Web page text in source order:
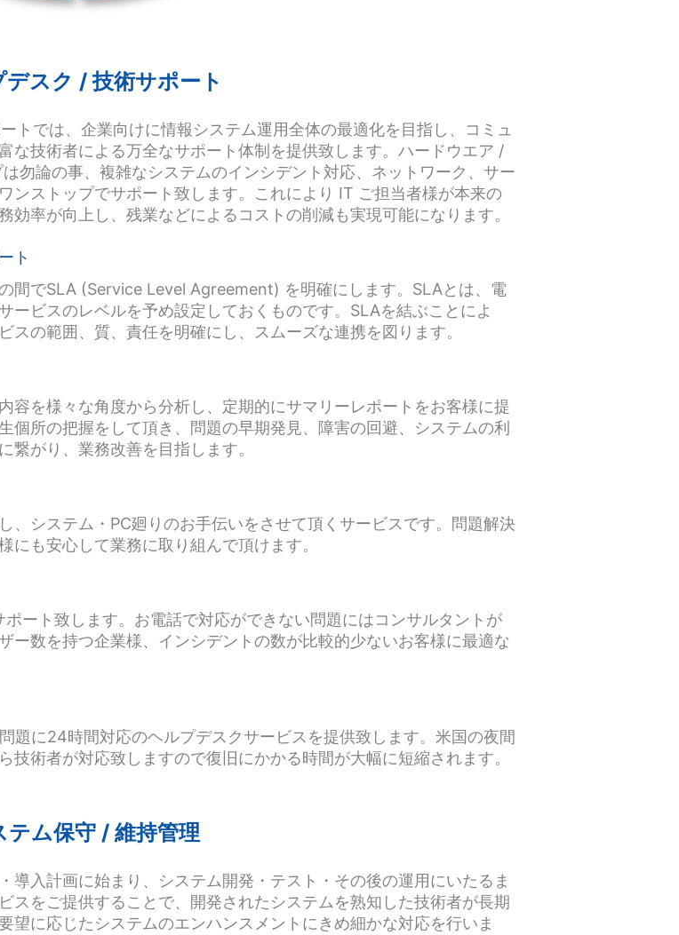
スク / 技術サポート
トでは、企業向けに情報システム運用全体の最適化を目指し、コミュ
な技術者による万全なサポート体制を提供致します。ハードウエア /
勿論の事、複雑なシステムのインシデント対応、ネットワーク、サー
ンストップでサポート致します。これにより IT ご担当者様が本来の
率が向上し、残業などによるコストの削減も実現可能になります。
ト
間でSLA (Service Level Agreement) を明確にします。SLAとは、電
ービスのレベルを予め設定しておくものです。SLAを結ぶことによ
スの範囲、質、責任を明確にし、スムーズな連携を図ります。
容を様々な角度から分析し、定期的にサマリーレポートをお客様に提
個所の把握をして頂き、問題の早期発見、障害の回避、システムの利
繋がり、業務改善を目指します。
、システム・PC廻りのお手伝いをさせて頂くサービスです。問題解決
にも安心して業務に取り組んで頂けます。
ート致します。お電話で対応ができない問題にはコンサルタントが
ー数を持つ企業様、インシデントの数が比較的少ないお客様に最適な
題に24時間対応のヘルプデスクサービスを提供致します。米国の夜間
術者が対応致しますので復旧にかかる時間が大幅に短縮されます。
テム保守 / 維持管理
導入計画に始まり、システム開発・テスト・その後の運用にいたるま
スをご提供することで、開発されたシステムを熟知した技術者が長期
望に応じたシステムのエンハンスメントにきめ細かな対応を行いま